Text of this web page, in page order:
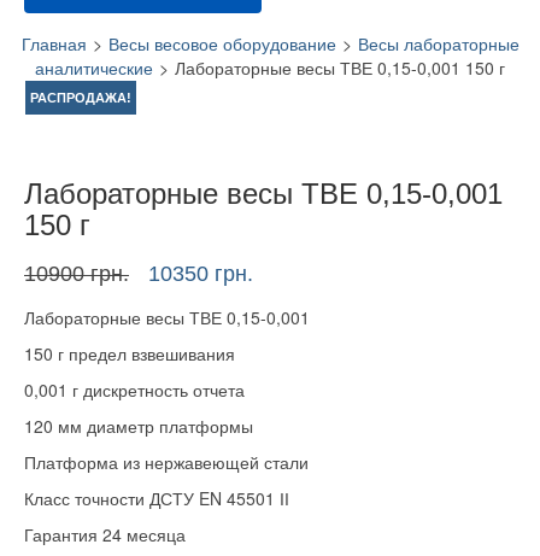
Главная > Весы весовое оборудование > Весы лабораторные
аналитические > Лабораторные весы ТВЕ 0,15-0,001 150 г
РАСПРОДАЖА!
Лабораторные весы ТВЕ 0,15-0,001
150 г
10900грн.
Первоначальная
составляла
10350 грн.
10350 грн..
Лабораторные весы ТВЕ 0,15-0,001
150 г предел взвешивания
0,001 г дискретность отчета
120 мм диаметр платформы
Платформа из нержавеющей стали
Класс точности ДСТУ EN 45501 ІІ
Гарантия 24 месяца